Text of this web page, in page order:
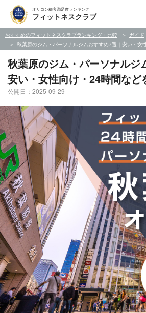
オリコン顧客満足度ランキング
フィットネスクラブ
おすすめのフィットネスクラブランキング・比較 ガイド
秋葉原のジム・パーソナルジムおすすめ7選｜安い・女
秋葉原のジム・パーソナルジ
安い・女性向け・24時間など
公開日：2025-09-29